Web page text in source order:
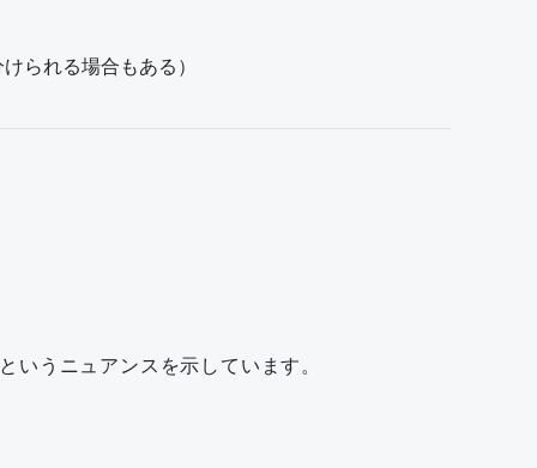
られる場合もある）
うニュアンスを示しています。